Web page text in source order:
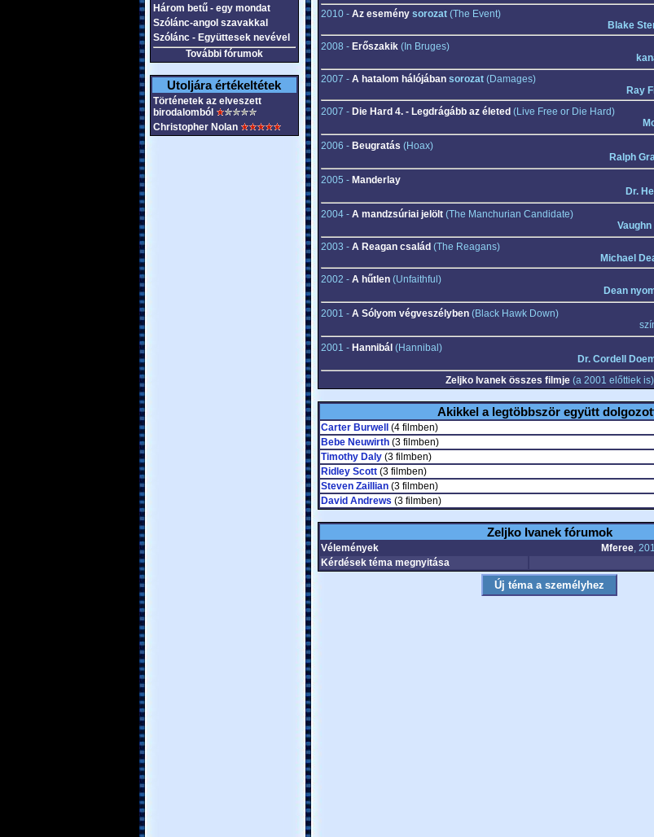
Három betű - egy mondat
Szólánc-angol szavakkal
Szólánc - Együttesek nevével
További fórumok
Utoljára értékeltétek
Történetek az elveszett
birodalomból
Christopher Nolan
2010 - Az esemény sorozat(The Event)
Blake
2008 - Erőszakik(In Bruges)
2007 - A hatalom hálójában sorozat(Damages)
Ray
2007 - Die Hard 4. - Legdrágább az életed (Live Free or Die Hard)
2006 - Beugratás (Hoax)
Ralph
2005 - Manderlay
Dr.
2004 - A mandzsúriai jelölt(The Manchurian Candidate)
2003 - A Reagan család (The Reagans)
Michael
2002 - A hűtlen(Unfaithful)
Dean
2001 - A Sólyom végveszélyben(Black Hawk Down)
2001 - Hannibál (Hannibal)
Dr. Cordell
Zeljko Ivanek összes filmje(a 2001 előttiek is)
Akikkel a legtöbbször együtt
Carter Burwell
(4 filmben)
Bebe Neuwirth(3 filmben)
Timothy Daly(3 filmben)
Ridley Scott(3 filmben)
Steven Zaillian(3 filmben)
David Andrews (3 filmben)
Zeljko Ivanek fórumok
Vélemények Mferee,
Kérdések téma megnyitása